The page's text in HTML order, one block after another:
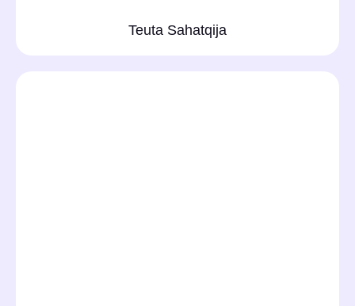
Teuta Sahatqija